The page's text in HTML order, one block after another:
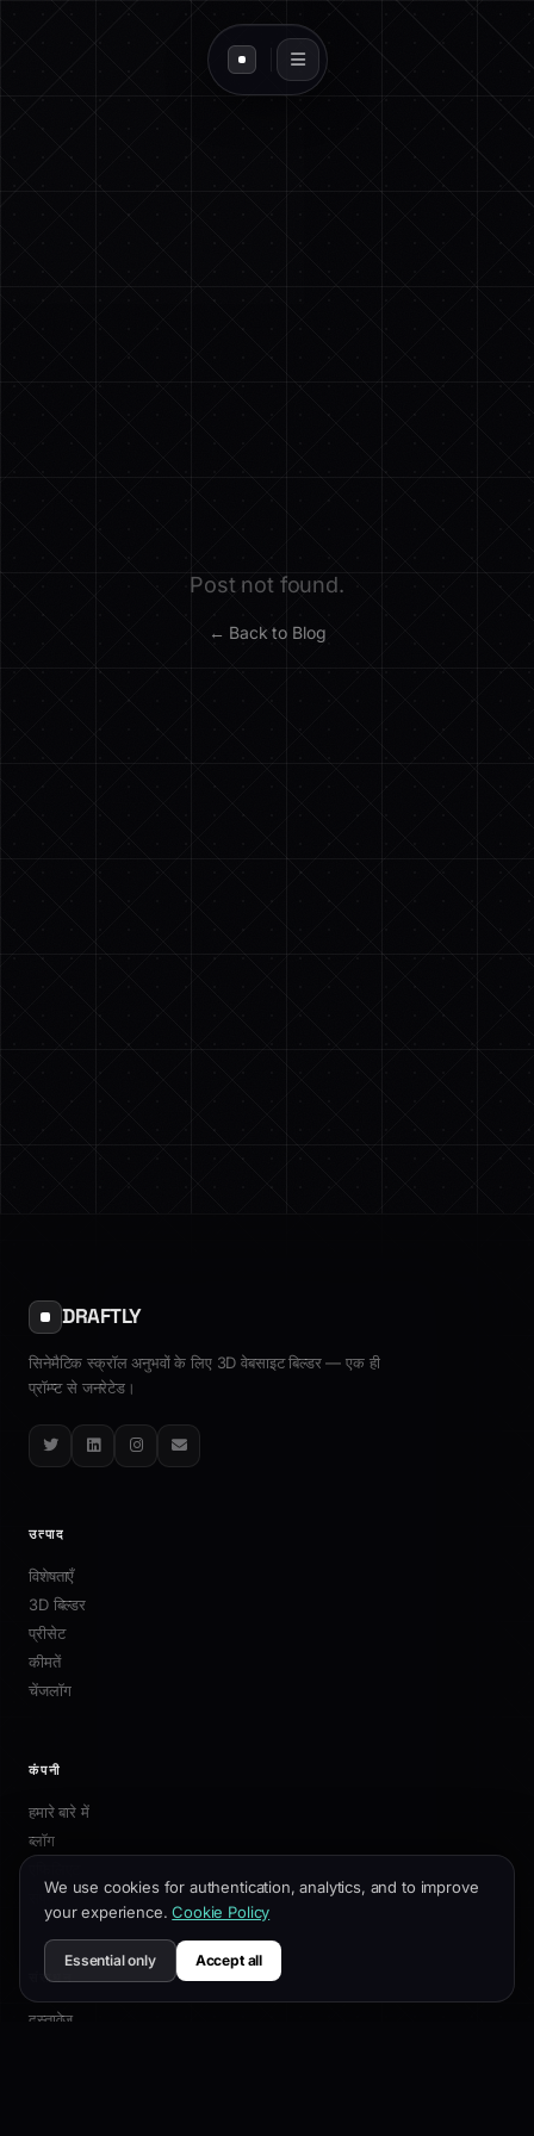
Post not found.
← Back to Blog
DRAFTLY
सिनेमैटिक स्क्रॉल अनुभवों के लिए 3D वेबसाइट बिल्डर — एक ही
प्रॉम्प्ट से जनरेटेड।
TwitterLinkedInInstagram
Email
उत्पाद
विशेषताएँ
3D बिल्डर
प्रीसेट
कीमतें
चेंजलॉग
कंपनी
हमारे बारे में
ब्लॉग
संपर्क
संसाधन
दस्तावेज़
We use cookies for authentication, analytics, and to improve
your experience. Cookie Policy
Essential only Accept all